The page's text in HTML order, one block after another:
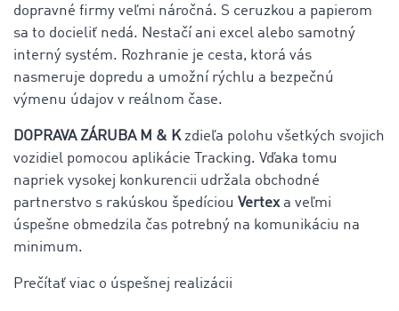
dopravné firmy veľmi náročná. S ceruzkou a papierom
sa to docieliť nedá. Nestačí ani excel alebo samotný
interný systém. Rozhranie je cesta, ktorá vás
nasmeruje dopredu a umožní rýchlu a bezpečnú
výmenu údajov v reálnom čase.
DOPRAVA ZÁRUBA M & Kzdieľa polohu všetkých svojich
vozidiel pomocou aplikácie Tracking. Vďaka tomu
napriek vysokej konkurencii udržala obchodné
partnerstvo s rakúskou špedíciou Vertex a veľmi
úspešne obmedzila čas potrebný na komunikáciu na
minimum.
Prečítať viac o úspešnej realizácii